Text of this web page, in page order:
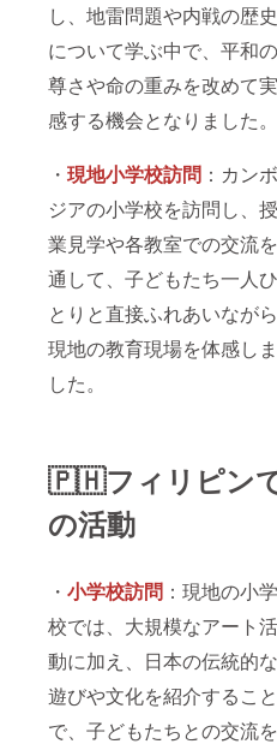
し、地雷問題や内戦の歴史
について学ぶ中で、平和の
尊さや命の重みを改めて実
感する機会となりました。
・ 現地⼩学校訪問 ：カンボ
ジアの小学校を訪問し、授
業見学や各教室での交流を
通して、子どもたち一人ひ
とりと直接ふれあいながら
現地の教育現場を体感しま
した。
🇵🇭フィリピン
の活動
・ ⼩学校訪問 ：現地の小学
校では、大規模なアート活
動に加え、日本の伝統的な
遊びや文化を紹介すること
で、子どもたちとの交流を